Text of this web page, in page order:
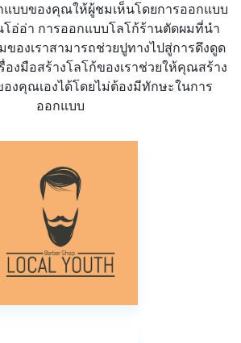
แบบของคุณให้ผู้ชมเห็นโดยการออกแบบ
อ่อ่า การออกแบบโลโก้ร้านตัดผมที่นำ
องเราสามารถช่วยปูทางไปสู่การดึงดูด
องมือสร้างโลโก้ของเราช่วยให้คุณสร้าง
งคุณเองได้โดยไม่ต้องมีทักษะในการ
ออกแบบ